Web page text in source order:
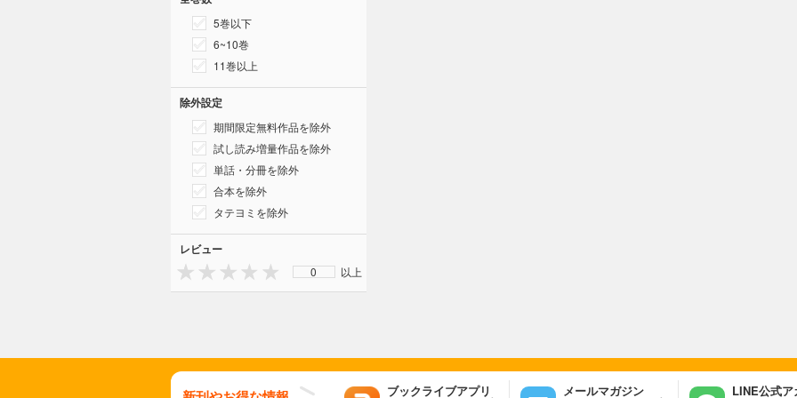
5巻以下
6~10巻
11巻以上
除外設定
期間限定無料作品を除外
試し読み増量作品を除外
単話・分冊を除外
合本を除外
タテヨミを除外
レビュー
0 以上
ブックライブアプリ メールマガジン LINE公式ア